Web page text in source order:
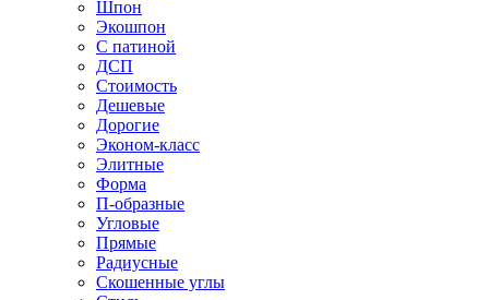
Шпон
Экошпон
С патиной
ДСП
Стоимость
Дешевые
Дорогие
Эконом-класс
Элитные
Форма
П-образные
Угловые
Прямые
Радиусные
Скошенные углы